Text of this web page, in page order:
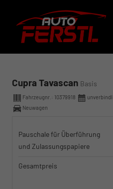
Cupra Tavascan Basis
Fahrzeugnr.: 10379918
Neuwagen
Pauschale für Überführung
und Zulassungspapiere
Gesamtpreis